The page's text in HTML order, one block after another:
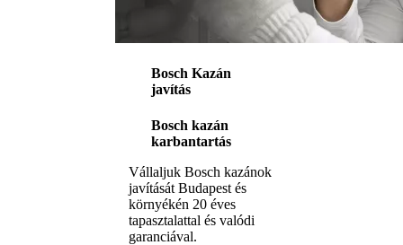
Bosch Kazán
javítás
Bosch kazán
karbantartás
Vállaljuk Bosch kazánok
javítását Budapest és
környékén 20 éves
tapasztalattal és valódi
garanciával.